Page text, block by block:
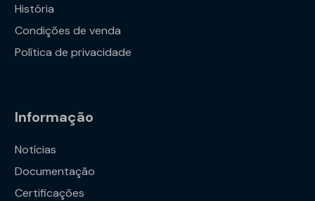
História
Condições de venda
Política de privacidade
Informação
Notícias
Documentação
Certificações